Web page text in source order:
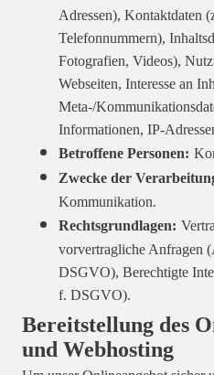
Adressen), Kontaktdaten
Telefonnummern),
Fotografien, Videos),
Webseiten, Interesse an
Meta-/
Informationen, IP-
Betroffene Personen:
Zwecke der
Kommunikation.
Rechtsgrundlagen:
vorvertragliche Anfragen
DSGVO), Berechtigte
f. DSGVO).
Bereitstellung des
und Webhosting